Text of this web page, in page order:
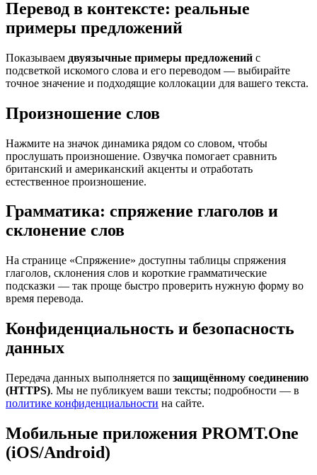
Перевод в контексте: реальные
примеры предложений
Показываем двуязычные примеры предложений с
подсветкой искомого слова и его переводом — выбирайте
точное значение и подходящие коллокации для вашего текста.
Произношение слов
Нажмите на значок динамика рядом со словом, чтобы
прослушать произношение. Озвучка помогает сравнить
британский и американский акценты и отработать
естественное произношение.
Грамматика: спряжение глаголов и
склонение слов
На странице «Спряжение» доступны таблицы спряжения
глаголов, склонения слов и короткие грамматические
подсказки — так проще быстро проверить нужную форму во
время перевода.
Конфиденциальность и безопасность
данных
Передача данных выполняется по защищённому соединению
(HTTPS). Мы не публикуем ваши тексты; подробности — в
политике конфиденциальности на сайте.
Мобильные приложения PROMT.One
(iOS/Android)